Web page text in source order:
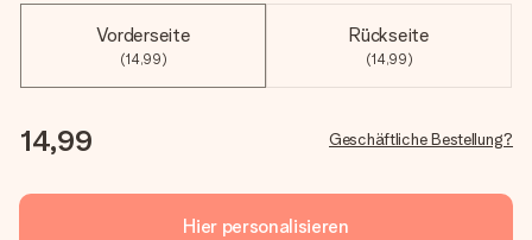
Vorderseite
(14,99)
Rückseite
(14,99)
14,99 Geschäftliche Bestellung?
Hier personalisieren